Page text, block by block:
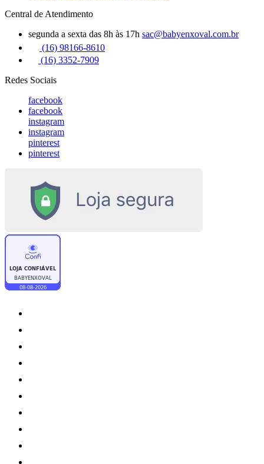
Central de Atendimento
segunda a sexta das 8h às 17h sac@babyenxoval.com.br
(16) 98166-8610
(16) 3352-7909
Redes Sociais
facebook
facebook
instagram
instagram
pinterest
pinterest